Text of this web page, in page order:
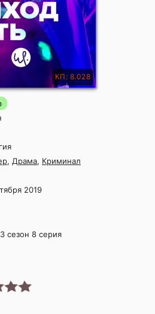
КП: 8.028
, Драма, Криминал
2019
3 сезон 8 серия